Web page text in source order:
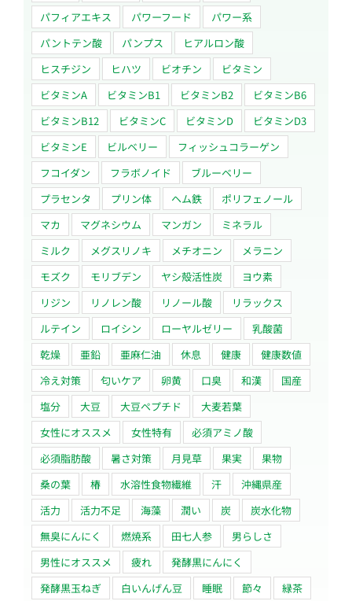
パフィアエキス
パワーフード
パワー系
パントテン酸
パンプス
ヒアルロン酸
ヒスチジン
ヒハツ ビオチン
ビタミン
ビタミンA
ビタミンB1 ビタミンB2
ビタミンB6
ビタミンB12
ビタミンC ビタミンD
ビタミンD3
ビタミンE
ビルベリー
フィッシュコラーゲン
フコイダン
フラボノイド
ブルーベリー
プラセンタ
プリン体 ヘム鉄
ポリフェノール
マカ
マグネシウム マンガン
ミネラル
ミルク
メグスリノキ メチオニン
メラニン
モズク
モリブデン ヤシ殻活性炭
ヨウ素
リジン
リノレン酸 リノール酸
リラックス
ルテイン
ロイシン ローヤルゼリー
乳酸菌
乾燥
亜鉛 亜麻仁油 休息 健康
健康数値
冷え対策
匂いケア 卵黄 口臭 和漢
国産
塩分
大豆 大豆ペプチド
大麦若葉
女性にオススメ
女性特有
必須アミノ酸
必須脂肪酸
暑さ対策 月見草 果実
果物
桑の葉
椿 水溶性食物繊維 汗
沖縄県産
活力
活力不足 海藻 潤い 炭
炭水化物
無臭にんにく
燃焼系 田七人参
男らしさ
男性にオススメ
疲れ
発酵黒にんにく
発酵黒玉ねぎ
白いんげん豆 睡眠 節々 緑茶